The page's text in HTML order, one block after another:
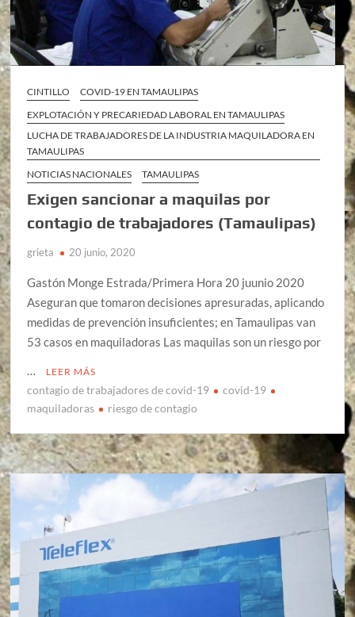
CINTILLO
COVID-19 EN TAMAULIPAS
EXPLOTACIÓN Y PRECARIEDAD LABORAL EN TAMAULIPAS
LUCHA DE TRABAJADORES DE LA INDUSTRIA MAQUILADORA EN
TAMAULIPAS
NOTICIAS NACIONALES
TAMAULIPAS
Exigen sancionar a maquilas por
contagio de trabajadores (Tamaulipas)
grieta 20 junio, 2020
Gastón Monge Estrada/Primera Hora 20 juunio 2020
Aseguran que tomaron decisiones apresuradas, aplicando
medidas de prevención insuficientes; en Tamaulipas van
53 casos en maquiladoras Las maquilas son un riesgo por
…
LEER MÁS
contagio de trabajadores de covid-19
covid-19
maquiladoras
riesgo de contagio